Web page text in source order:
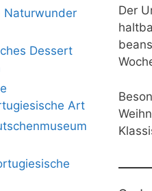
Der
Naturwunder
Dessert
Art